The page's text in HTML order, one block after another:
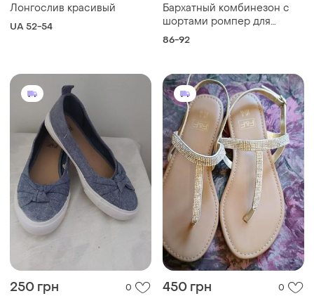
Лонгослив красивый
UA 52-54
Бархатный комбинезон с
шортами ромпер для
девочки
86-92
250 грн 0 450 грн 0